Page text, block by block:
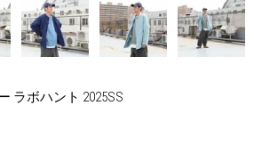
ラボハント 2025SS